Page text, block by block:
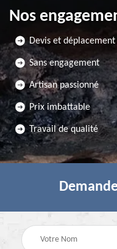
Nos
Devis et
Sans engagement
Artisan passionné
Prix imbattable
Travail de qualité